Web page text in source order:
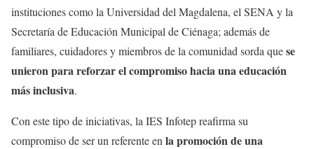
instituciones como la Universidad del Magdalena, el SENA y la
Secretaría de Educación Municipal de Ciénaga; además de
familiares, cuidadores y miembros de la comunidad sorda quese
unieron para reforzar el compromiso hacia una educación
más inclusiva.
Con este tipo de iniciativas, la IES Infotep reafirma su
compromiso de ser un referente en la promoción de una